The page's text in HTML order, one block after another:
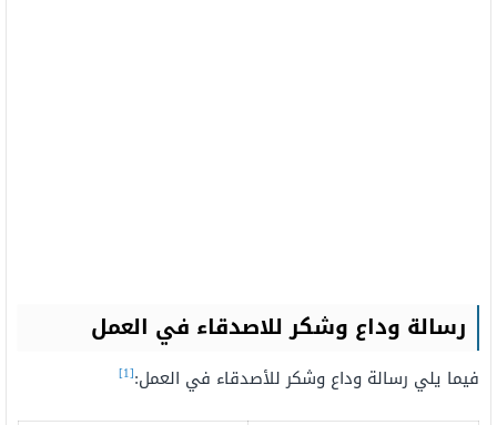
رسالة وداع وشكر للاصدقاء في العمل
فيما يلي رسالة وداع وشكر للأصدقاء في العمل:[1]